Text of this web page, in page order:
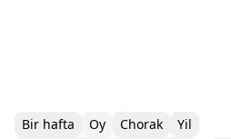
Bir hafta Oy Chorak Yil